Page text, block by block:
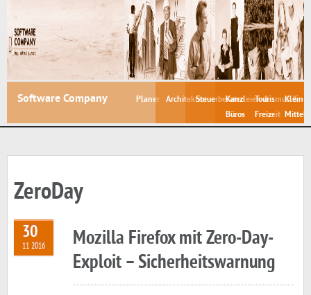
Software Company Planer ArchitektenSteuerberaterKanzleien &
Büros
Tourismus &
Freizeit
Klein-
ZeroDay
30
11 2016
Mozilla Firefox mit Zero-Day-
Exploit – Sicherheitswarnung